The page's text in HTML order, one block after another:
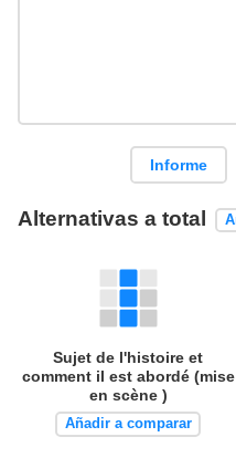
Informe
Alternativas a total
Sujet de l'histoire et
comment il est abordé (mise
en scène )
Añadir a comparar